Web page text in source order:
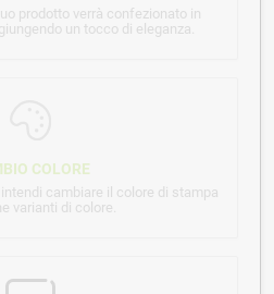
prodotto verrà confezionato in
un tocco di eleganza.
COLORE
cambiare il colore di stampa
varianti di colore.